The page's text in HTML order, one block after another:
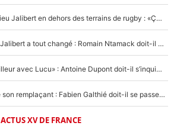
La raison d'être de Matthieu Jalibert en dehors des terrains de rugby : «Ça m'atteint autant que si tu touches à un membre de ma famille»
XV de France - Matthieu Jalibert a tout changé : Romain Ntamack doit-il s’inquiéter pour sa place à un an de la Coupe du monde ?
«Le XV de France est meilleur avec Lucu» : Antoine Dupont doit-il s’inquiéter pour sa place ?
Le XV de France a trouvé son remplaçant : Fabien Galthié doit-il se passer d'Antoine Dupont ?
ACTUS XV DE FRANCE